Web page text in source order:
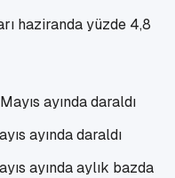
haziranda yüzde 4,8
ayında daraldı
ayında aylık bazda